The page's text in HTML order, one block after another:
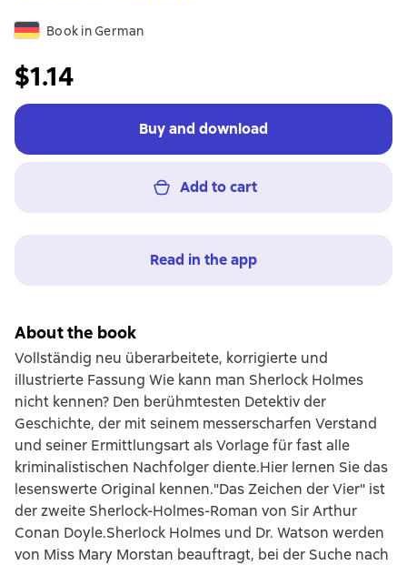
Book in German
$1.14
Buy and download
Add to cart
Read in the app
About the book
Vollständig neu überarbeitete, korrigierte und
illustrierte Fassung Wie kann man Sherlock Holmes
nicht kennen? Den berühmtesten Detektiv der
Geschichte, der mit seinem messerscharfen Verstand
und seiner Ermittlungsart als Vorlage für fast alle
kriminalistischen Nachfolger diente.Hier lernen Sie das
lesenswerte Original kennen."Das Zeichen der Vier" ist
der zweite Sherlock-Holmes-Roman von Sir Arthur
Conan Doyle.Sherlock Holmes und Dr. Watson werden
von Miss Mary Morstan beauftragt, bei der Suche nach